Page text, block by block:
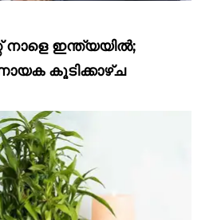
ഇന്ത്യയിൽ;
കൂടിക്കാഴ്ച